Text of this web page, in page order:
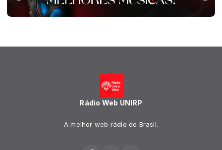
Rádio Web UNIRP
A melhor web rádio do Brasil.